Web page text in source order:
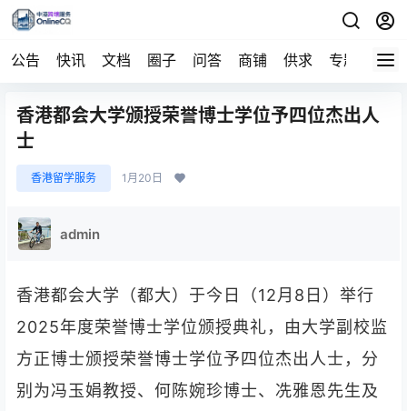
公告 快讯 文档 圈子 问答 商铺 供求 专题 导航
香港都会大学颁授荣誉博士学位予四位杰出人
士
香港留学服务 1月20日
admin
香港都会大学（都大）于今日（12月8日）举行
2025年度荣誉博士学位颁授典礼，由大学副校监
方正博士颁授荣誉博士学位予四位杰出人士，分
别为冯玉娟教授、何陈婉珍博士、冼雅恩先生及